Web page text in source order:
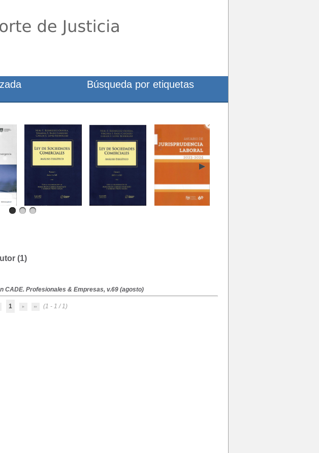
(1)
CADE. Profesionales & Empresas, v.69 (agosto)
1 (1 - 1 / 1)
Búsqueda por etiquetas